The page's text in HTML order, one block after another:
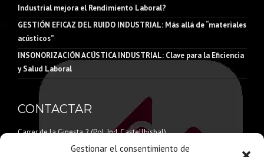
Gestionar el consentimiento de
Industrial mejora el Rendimiento Laboral?
GESTIÓN EFICAZ DEL RUIDO INDUSTRIAL: Más allá de “materiales
acústicos”
INSONORIZACIÓN ACÚSTICA INDUSTRIAL: Clave para la Eficiencia
y Salud Laboral
CONTACTAR
Carrer de la Ginesta 2 (Pol. Ind. Castellbisbal)